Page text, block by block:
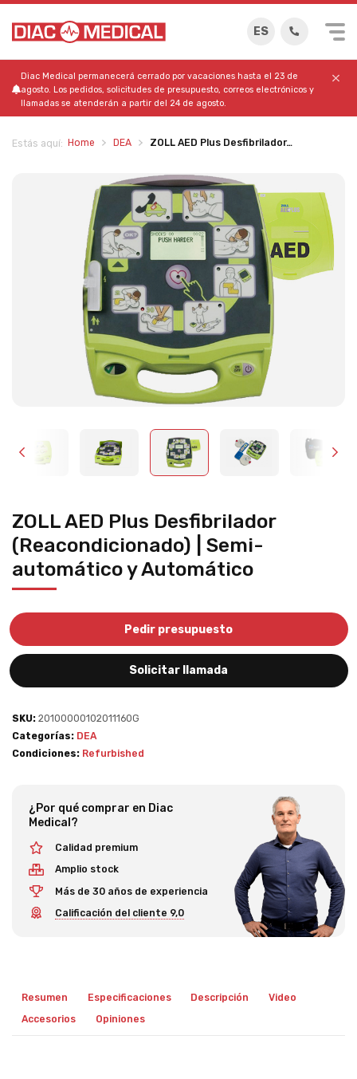
ES
Diac Medical permanecerá cerrado por vacaciones hasta el 23 de
agosto. Los pedidos, solicitudes de presupuesto, correos electrónicos y
llamadas se atenderán a partir del 24 de agosto.
Estás aquí: Home DEA ZOLL AED Plus Desfibrilador…
ZOLL AED Plus Desfibrilador
(Reacondicionado) | Semi-
automático y Automático
Pedir presupuesto
Solicitar llamada
SKU: 20100000102011160G
Categorías: DEA
Condiciones: Refurbished
¿Por qué comprar en Diac
Medical?
Calidad premium
Amplio stock
Más de 30 años de experiencia
Calificación del cliente 9,0
Resumen Especificaciones Descripción
Video
Accesorios
Opiniones